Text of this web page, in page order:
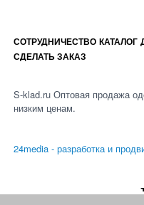
СОТРУДНИЧЕСТВО КАТАЛОГ
СДЕЛАТЬ ЗАКАЗ
S-klad.ru Оптовая продажа
низким ценам.
24media - разработка и